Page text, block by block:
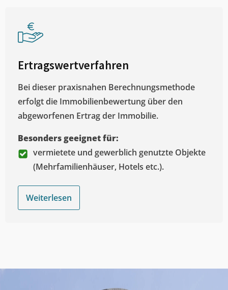
Ertragswertverfahren
Bei dieser praxisnahen Berechnungsmethode
erfolgt die Immobilienbewertung über den
abgeworfenen Ertrag der Immobilie.
Besonders geeignet für:
vermietete und gewerblich genutzte Objekte
(Mehrfamilienhäuser, Hotels etc.).
Weiterlesen